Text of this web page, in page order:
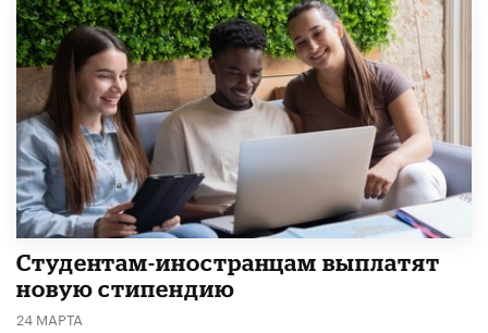
Студентам-иностранцам выплатят
новую стипендию
24 МАРТА